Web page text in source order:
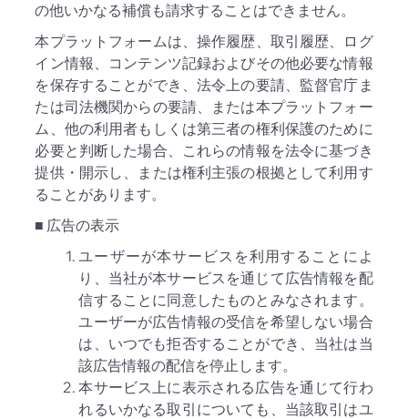
の他いかなる補償も請求することはできません。
本プラットフォームは、操作履歴、取引履歴、ログ
イン情報、コンテンツ記録およびその他必要な情報
を保存することができ、法令上の要請、監督官庁ま
たは司法機関からの要請、または本プラットフォー
ム、他の利用者もしくは第三者の権利保護のために
必要と判断した場合、これらの情報を法令に基づき
提供・開示し、または権利主張の根拠として利用す
ることがあります。
■ 広告の表示
ユーザーが本サービスを利用することによ
り、当社が本サービスを通じて広告情報を配
信することに同意したものとみなされます。
ユーザーが広告情報の受信を希望しない場合
は、いつでも拒否することができ、当社は当
該広告情報の配信を停止します。
本サービス上に表示される広告を通じて行わ
れるいかなる取引についても、当該取引はユ